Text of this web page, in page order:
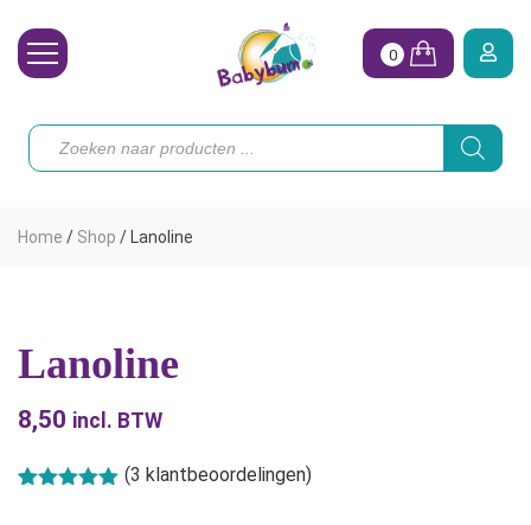
Toebehoren
Onze merken
Hoe begin ik?
0
Producten
zoeken
Home / Shop / Lanoline
Lanoline
8,50 incl. BTW
(3 klantbeoordelingen)